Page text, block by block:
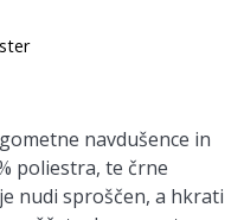
navdušence in
poliestra, te črne
nudi sproščen, a hkrati